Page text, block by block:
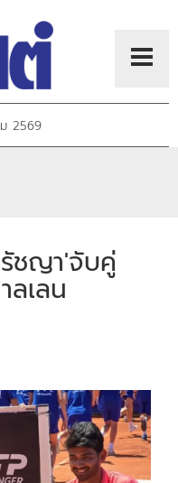
2569
ชญา'จับคู่
เลน